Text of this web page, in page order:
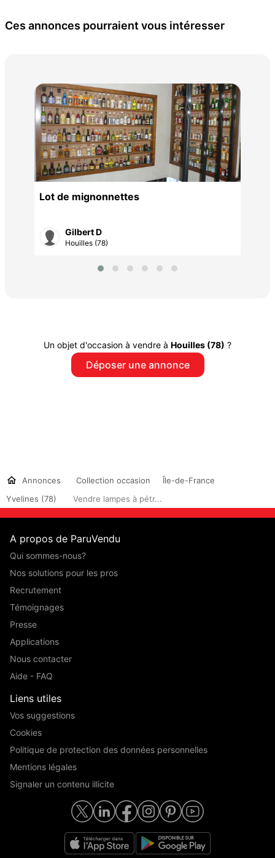
Ces annonces pourraient vous intéresser
Lot de mignonnettes
Gilbert D
Houilles (78)
Un objet d'occasion à vendre à Houilles (78) ?
Déposer une annonce
Annonces Collection occasion
Île-de-France
Yvelines (78)
Vendre lampes à pétr...
A propos de ParuVendu
Qui sommes-nous?
Nos solutions pour les pros
Recrutement
Témoignages
Presse
Applications
Nous contacter
Aide - FAQ
Liens utiles
Vos suggestions
Cookies
Politique de protection des données personnelles
Mentions légales
Signaler un contenu illicite